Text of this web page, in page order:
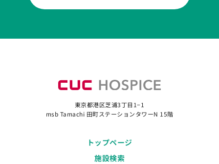
東京都港区芝浦3丁目1−1
msb Tamachi 田町ステーションタワーN 15階
トップページ
施設検索